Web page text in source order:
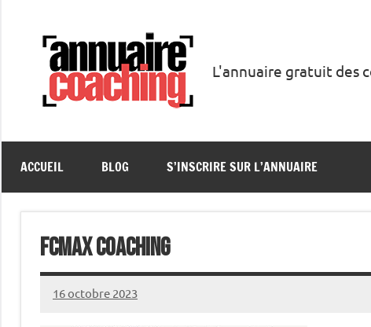
Coaching
L'annuaire gratuit des
ACCUEIL BLOG S’INSCRIRE SUR L’ANNUAIRE
FCmax Coaching
16 octobre 2023
annuairecoaching